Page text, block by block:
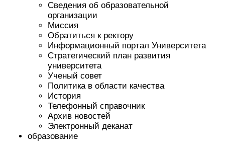
Сведения об образовательной
организации
Миссия
Обратиться к ректору
Информационный портал Университета
Стратегический план развития
университета
Ученый совет
Политика в области качества
История
Телефонный справочник
Архив новостей
Электронный деканат
образование